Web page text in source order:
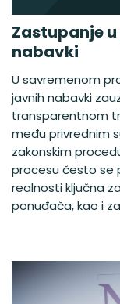
Zastupanje
nabavki
U savremenom
javnih nabavki
transparentnom
među privrednim
zakonskim
procesu često se
realnosti ključna
ponuđača, kao i